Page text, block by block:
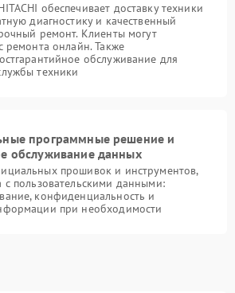
обеспечивает доставку техники
диагностику и качественный
ремонт. Клиенты могут
ремонта онлайн. Также
обслуживание для
техники
программные решение и
обслуживание данных
прошивок и инструментов,
с пользовательскими данными:
конфиденциальность и
при необходимости